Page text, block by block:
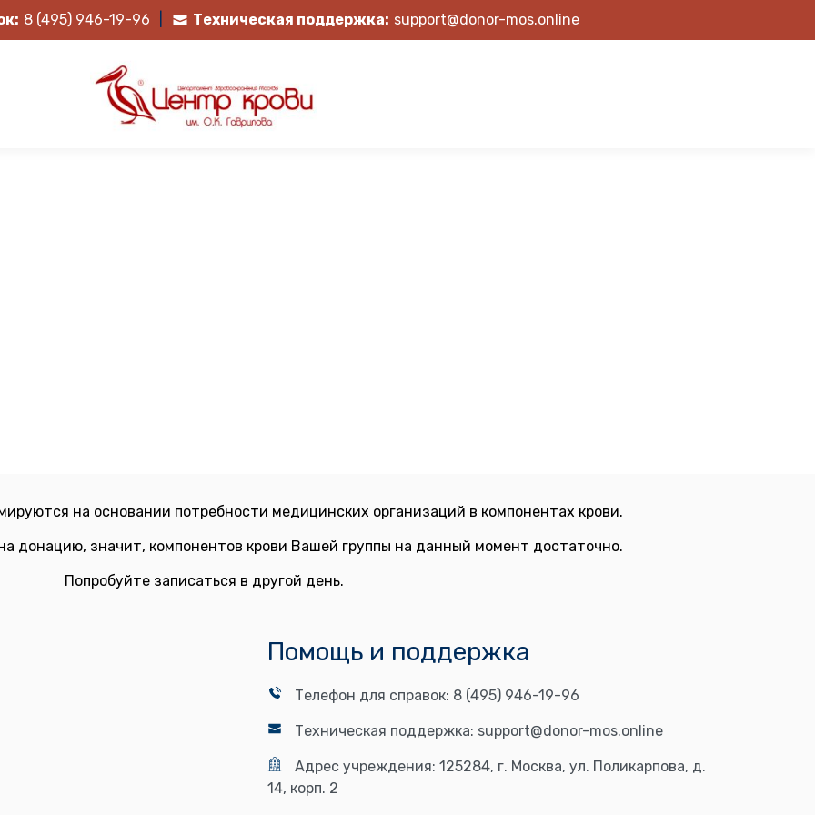
8 (495) 946-19-96 Техническая поддержка: support@donor-mos.online
на основании потребности медицинских организаций в компонентах крови.
донацию, значит, компонентов крови Вашей группы на данный момент достаточно.
Попробуйте записаться в другой день.
Помощь и поддержка
Телефон для справок: 8 (495) 946-19-96
Техническая поддержка: support@donor-mos.online
Адрес учреждения: 125284, г. Москва, ул. Поликарпова, д.
14, корп. 2